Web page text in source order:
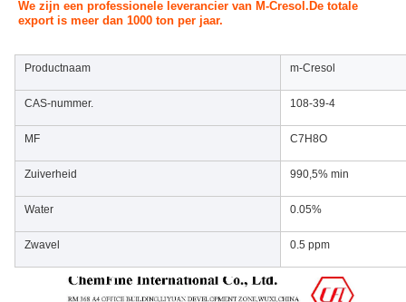
We zijn een professionele leverancier van M-Cresol. De totale
export is meer dan 1000 ton per jaar.
Productnaam m-Cresol
CAS-nummer. 108-39-4
MF C7H8O
Zuiverheid 990,5% min
Water 0.05%
Zwavel 0.5 ppm